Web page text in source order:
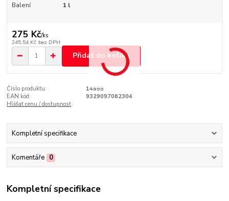
Balení
1 l
275 Kč/ks
245,54 Kč bez DPH
Přidat do košíku
Číslo produktu:
14855
EAN kód:
9329097062304
Hlídat cenu / dostupnost
Kompletní specifikace
Komentáře 0
Kompletní specifikace